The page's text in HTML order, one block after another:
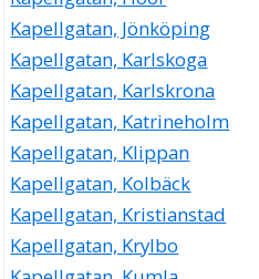
Kapellgatan, Jönköping
Kapellgatan, Karlskoga
Kapellgatan, Karlskrona
Kapellgatan, Katrineholm
Kapellgatan, Klippan
Kapellgatan, Kolbäck
Kapellgatan, Kristianstad
Kapellgatan, Krylbo